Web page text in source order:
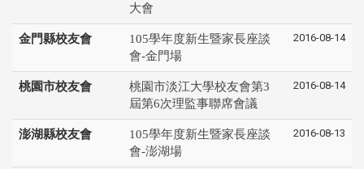
大會
金門縣校友會
105學年度新生暨家長座談
會-金門場
2016-08-14
桃園市校友會
桃園市淡江大學校友會第3
屆第6次理監事聯席會議
2016-08-14
澎湖縣校友會
105學年度新生暨家長座談
會-澎湖場
2016-08-13